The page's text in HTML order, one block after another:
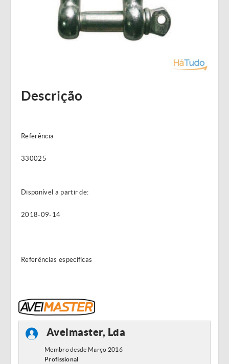
Descrição
Referência
330025
Disponível a partir de:
2018-09-14
Referências específicas
Aveimaster, Lda
Membro desde Março 2016
Profissional